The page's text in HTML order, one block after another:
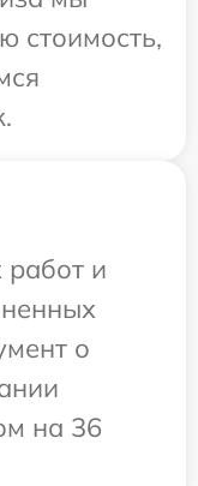
стоимость,
и
о
на 36